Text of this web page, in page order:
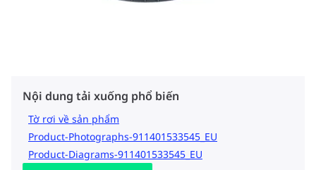
Nội dung tải xuống phổ biến
Tờ rơi về sản phẩm
Product-Photographs-911401533545_EU
Product-Diagrams-911401533545_EU